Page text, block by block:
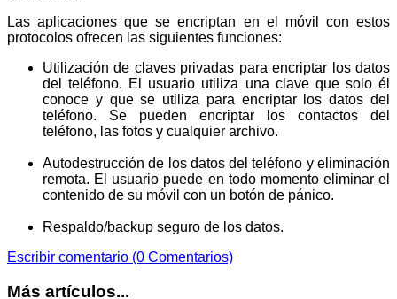
Las aplicaciones que se encriptan en el móvil con estos
protocolos ofrecen las siguientes funciones:
Utilización de claves privadas para encriptar los datos
del teléfono. El usuario utiliza una clave que solo él
conoce y que se utiliza para encriptar los datos del
teléfono. Se pueden encriptar los contactos del
teléfono, las fotos y cualquier archivo.
Autodestrucción de los datos del teléfono y eliminación
remota. El usuario puede en todo momento eliminar el
contenido de su móvil con un botón de pánico.
Respaldo/backup seguro de los datos.
Escribir comentario (0 Comentarios)
Más artículos...